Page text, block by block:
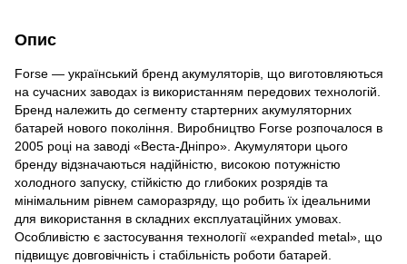
Опис
Forse — український бренд акумуляторів, що виготовляються
на сучасних заводах із використанням передових технологій.
Бренд належить до сегменту стартерних акумуляторних
батарей нового покоління. Виробництво Forse розпочалося в
2005 році на заводі «Веста-Дніпро». Акумулятори цього
бренду відзначаються надійністю, високою потужністю
холодного запуску, стійкістю до глибоких розрядів та
мінімальним рівнем саморазряду, що робить їх ідеальними
для використання в складних експлуатаційних умовах.
Особливістю є застосування технології «expanded metal», що
підвищує довговічність і стабільність роботи батарей.